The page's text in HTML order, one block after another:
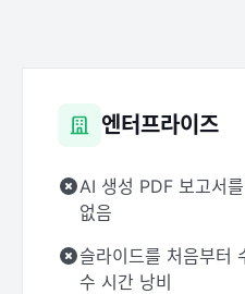
엔터프라이즈
AI 생성 PDF 보고서
없음
슬라이드를 처음부터
수 시간 낭비